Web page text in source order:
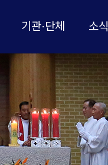
기관·단체 소식